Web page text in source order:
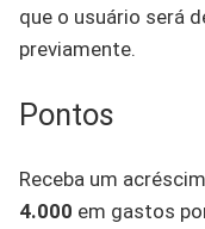
que o usuário será
previamente.
Pontos
Receba um
4.000 em gastos